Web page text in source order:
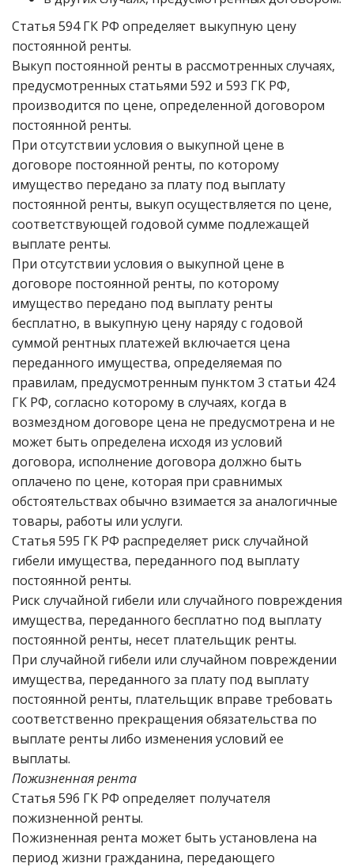
Статья 594 ГК РФ определяет выкупную цену
постоянной ренты.
Выкуп постоянной ренты в рассмотренных случаях,
предусмотренных статьями 592 и 593 ГК РФ,
производится по цене, определенной договором
постоянной ренты.
При отсутствии условия о выкупной цене в
договоре постоянной ренты, по которому
имущество передано за плату под выплату
постоянной ренты, выкуп осуществляется по цене,
соответствующей годовой сумме подлежащей
выплате ренты.
При отсутствии условия о выкупной цене в
договоре постоянной ренты, по которому
имущество передано под выплату ренты
бесплатно, в выкупную цену наряду с годовой
суммой рентных платежей включается цена
переданного имущества, определяемая по
правилам, предусмотренным пунктом 3 статьи 424
ГК РФ, согласно которому в случаях, когда в
возмездном договоре цена не предусмотрена и не
может быть определена исходя из условий
договора, исполнение договора должно быть
оплачено по цене, которая при сравнимых
обстоятельствах обычно взимается за аналогичные
товары, работы или услуги.
Статья 595 ГК РФ распределяет риск случайной
гибели имущества, переданного под выплату
постоянной ренты.
Риск случайной гибели или случайного повреждения
имущества, переданного бесплатно под выплату
постоянной ренты, несет плательщик ренты.
При случайной гибели или случайном повреждении
имущества, переданного за плату под выплату
постоянной ренты, плательщик вправе требовать
соответственно прекращения обязательства по
выплате ренты либо изменения условий ее
выплаты.
Пожизненная рента
Статья 596 ГК РФ определяет получателя
пожизненной ренты.
Пожизненная рента может быть установлена на
период жизни гражданина, передающего